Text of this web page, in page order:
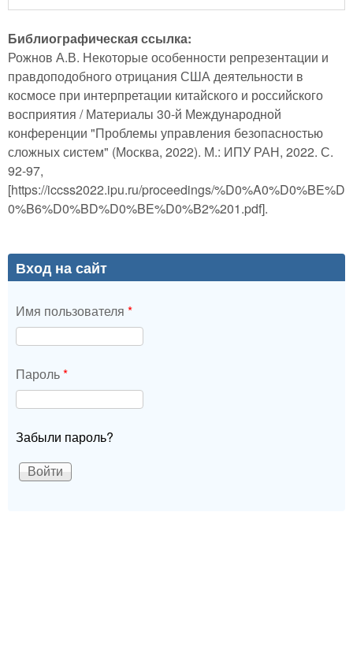
Библиографическая ссылка:
Рожнов А.В. Некоторые особенности репрезентации и
правдоподобного отрицания США деятельности в
космосе при интерпретации китайского и российского
восприятия / Материалы 30-й Международной
конференции "Проблемы управления безопасностью
сложных систем" (Москва, 2022). М.: ИПУ РАН, 2022. С.
92-97,
[https://iccss2022.ipu.ru/proceedings/%D0%A0%D0%BE%D
0%B6%D0%BD%D0%BE%D0%B2%201.pdf].
Вход на сайт
Имя пользователя *
Пароль*
Забыли пароль?